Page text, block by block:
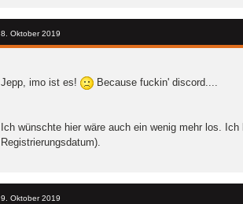
8. Oktober 2019
Jepp, imo ist es! Because fuckin' discord....
Ich wünschte hier wäre auch ein wenig mehr los.
Registrierungsdatum).
9. Oktober 2019